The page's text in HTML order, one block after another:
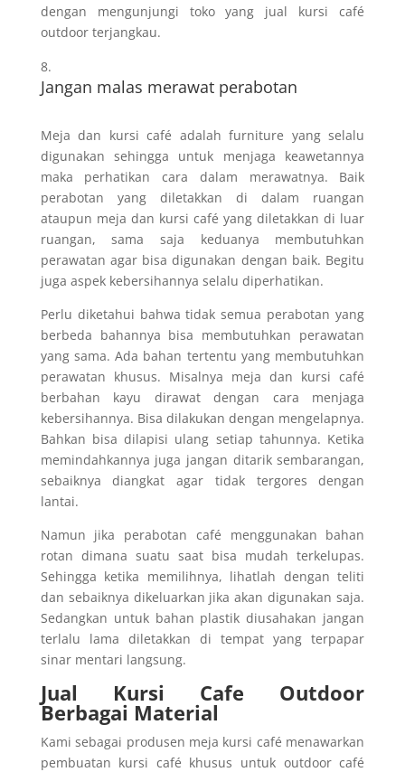
dengan mengunjungi toko yang jual kursi café
outdoor terjangkau.
Jangan malas merawat perabotan
Meja dan kursi café adalah furniture yang selalu
digunakan sehingga untuk menjaga keawetannya
maka perhatikan cara dalam merawatnya. Baik
perabotan yang diletakkan di dalam ruangan
ataupun meja dan kursi café yang diletakkan di luar
ruangan, sama saja keduanya membutuhkan
perawatan agar bisa digunakan dengan baik. Begitu
juga aspek kebersihannya selalu diperhatikan.
Perlu diketahui bahwa tidak semua perabotan yang
berbeda bahannya bisa membutuhkan perawatan
yang sama. Ada bahan tertentu yang membutuhkan
perawatan khusus. Misalnya meja dan kursi café
berbahan kayu dirawat dengan cara menjaga
kebersihannya. Bisa dilakukan dengan mengelapnya.
Bahkan bisa dilapisi ulang setiap tahunnya. Ketika
memindahkannya juga jangan ditarik sembarangan,
sebaiknya diangkat agar tidak tergores dengan
lantai.
Namun jika perabotan café menggunakan bahan
rotan dimana suatu saat bisa mudah terkelupas.
Sehingga ketika memilihnya, lihatlah dengan teliti
dan sebaiknya dikeluarkan jika akan digunakan saja.
Sedangkan untuk bahan plastik diusahakan jangan
terlalu lama diletakkan di tempat yang terpapar
sinar mentari langsung.
Jual Kursi Cafe Outdoor
Berbagai Material
Kami sebagai produsen meja kursi café menawarkan
pembuatan kursi café khusus untuk outdoor café